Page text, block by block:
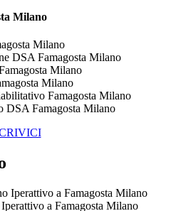
Milano
Milano
DSA Famagosta Milano
Milano
Milano
Famagosta Milano
DSA Famagosta Milano
a Famagosta Milano